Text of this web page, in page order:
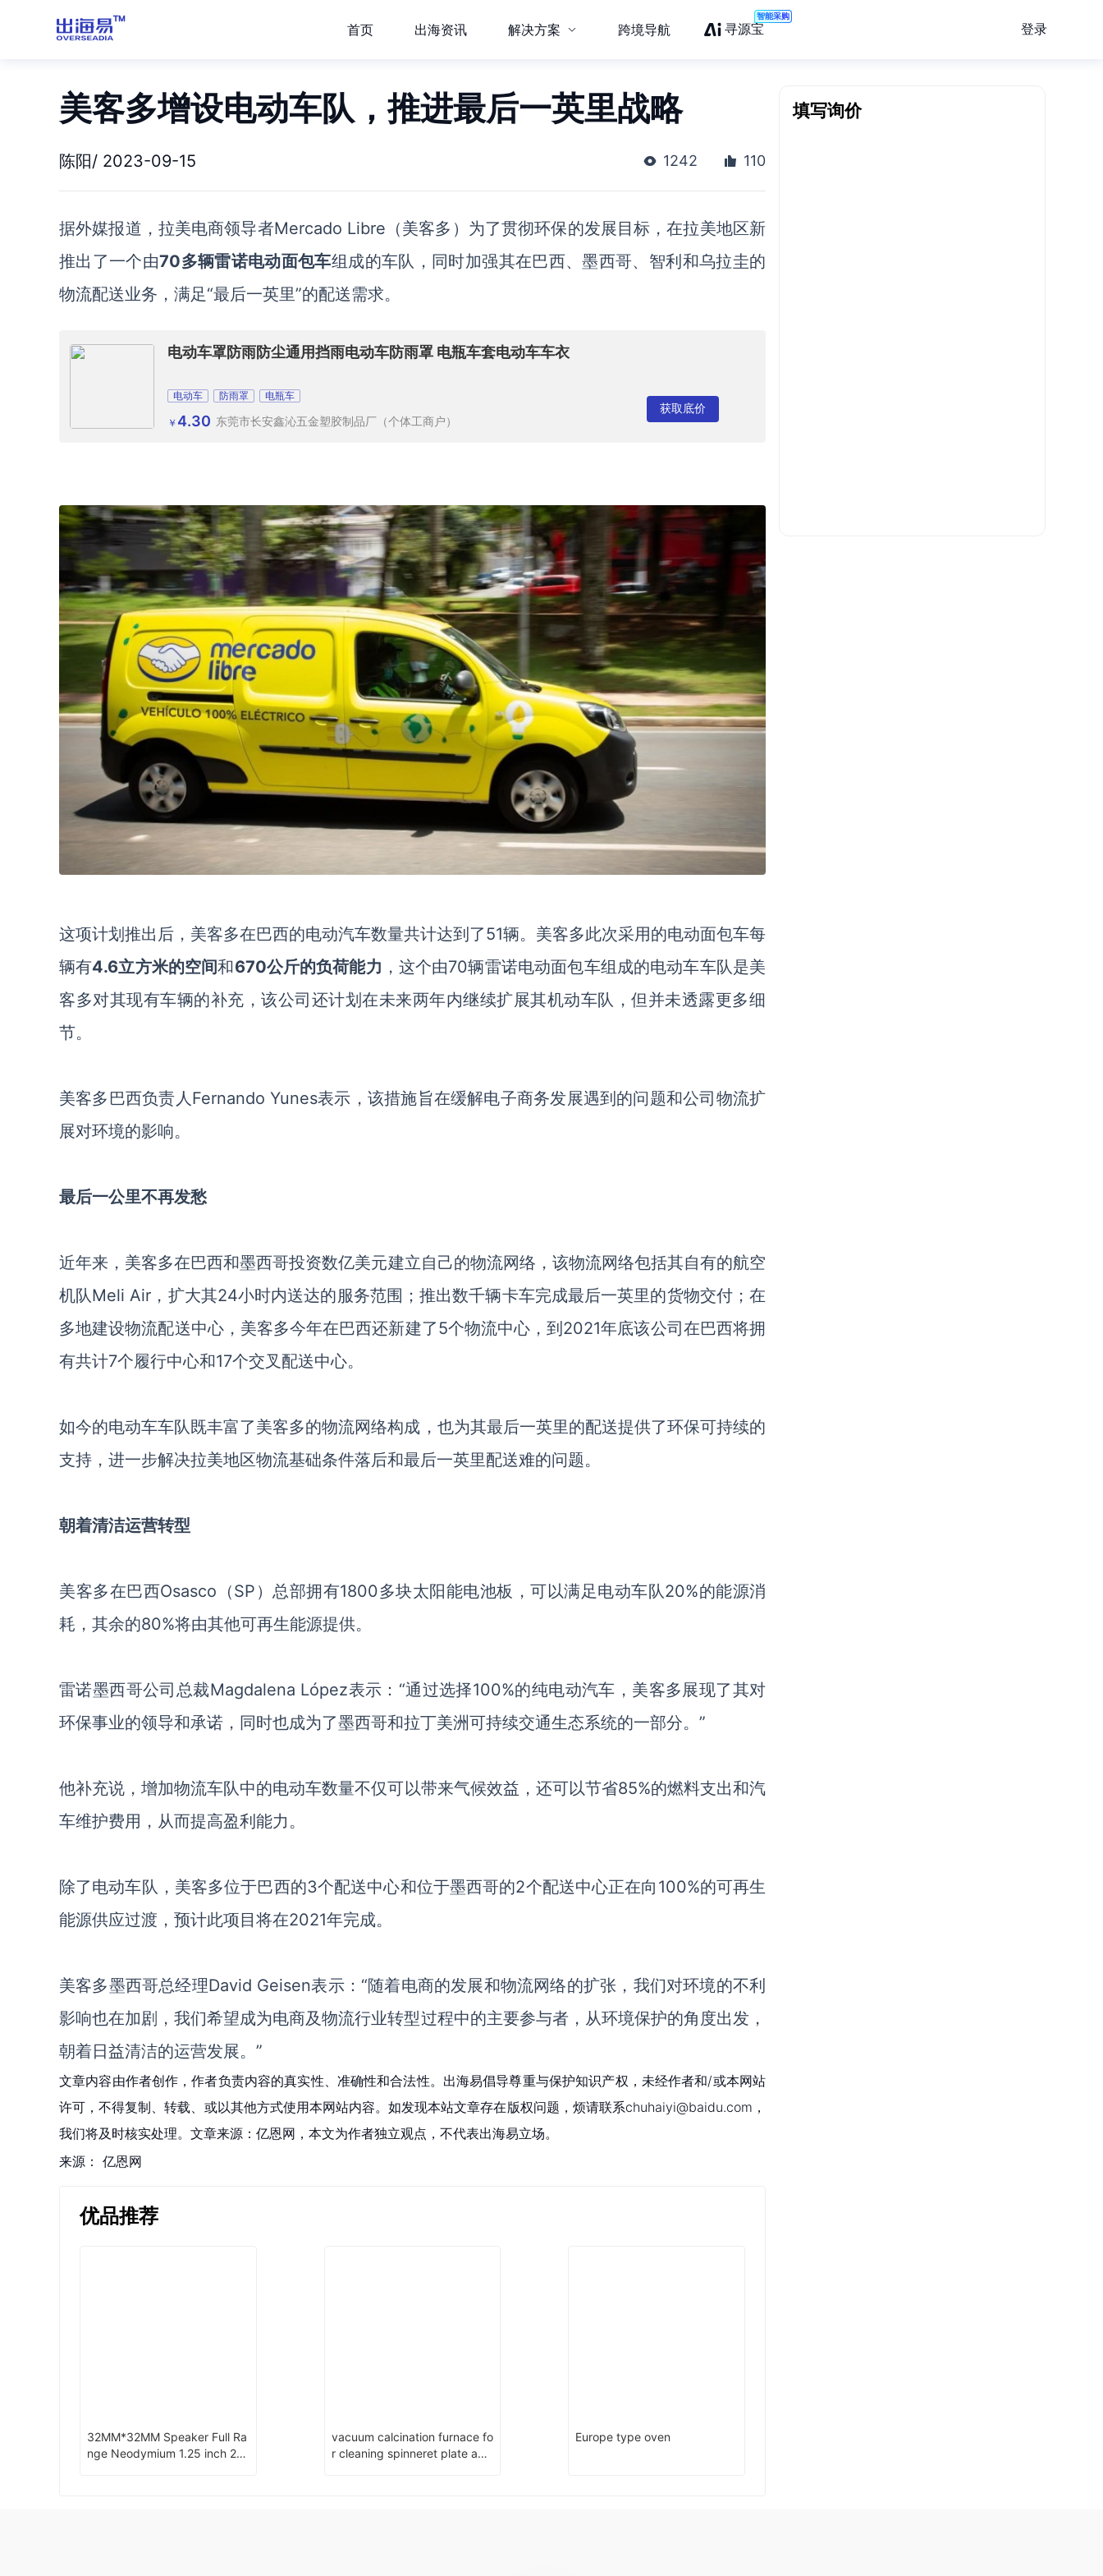
首页 出海资讯 解决方案 跨境导航 寻源宝
智能采购
登录
美客多增设电动车队，推进最后一英里战略
陈阳/ 2023-09-15 1242 110
据外媒报道，拉美电商领导者Mercado Libre （美客多）为了贯彻环保的发展目标，在拉美地区新
推出了一个由70多辆雷诺电动面包车组成的车队，同时加强其在巴西、墨西哥、智利和乌拉圭的
物流配送业务，满足“最后一英里”的配送需求。
电动车罩防雨防尘通用挡雨电动车防雨罩 电瓶车套电动车车衣
电动车 防雨罩 电瓶车
￥ 4.30 东莞市长安鑫沁五金塑胶制品厂（个体工商户）
获取底价
这项计划推出后，美客多在巴西的电动汽车数量共计达到了51辆。美客多此次采用的电动面包车每
辆有4.6立方米的空间和670公斤的负荷能力 ，这个由70辆雷诺电动面包车组成的电动车车队是美
客多对其现有车辆的补充，该公司还计划在未来两年内继续扩展其机动车队，但并未透露更多细
节。
美客多巴西负责人Fernando Yunes表示，该措施旨在缓解电子商务发展遇到的问题和公司物流扩
展对环境的影响。
最后一公里不再发愁
近年来，美客多在巴西和墨西哥投资数亿美元建立自己的物流网络，该物流网络包括其自有的航空
机队Meli Air ，扩大其24小时内送达的服务范围；推出数千辆卡车完成最后一英里的货物交付； 在
多地建设物流配送中心，美客多今年在巴西还新建了5个物流中心，到2021年底该公司在巴西将拥
有共计7个履行中心和17个交叉配送中心。
如今的电动车车队既丰富了美客多的物流网络构成，也为其最后一英里的配送提供了环保可持续的
支持，进一步解决拉美地区物流基础条件落后和最后一英里配送难的问题。
朝着清洁运营转型
美客多在巴西Osasco （SP ） 总部拥有1800多块太阳能电池板，可以满足电动车队20%的能源消
耗，其余的80%将由其他可再生能源提供。
雷诺墨西哥公司总裁Magdalena López表示： “通过选择100%的纯电动汽车，美客多展现了其对
环保事业的领导和承诺，同时也成为了墨西哥和拉丁美洲可持续交通生态系统的一部分。”
他补充说，增加物流车队中的电动车数量不仅可以带来气候效益，还可以节省85%的燃料支出和汽
车维护费用，从而提高盈利能力。
除了电动车队，美客多位于巴西的3个配送中心和位于墨西哥的2个配送中心正在向100%的可再生
能源供应过渡，预计此项目将在2021年完成。
美客多墨西哥总经理David Geisen表示： “随着电商的发展和物流网络的扩张，我们对环境的不利
影响也在加剧，我们希望成为电商及物流行业转型过程中的主要参与者，从环境保护的角度出发，
朝着日益清洁的运营发展。”
文章内容由作者创作，作者负责内容的真实性、准确性和合法性。出海易倡导尊重与保护知识产权，未经作者和/或本网站
许可，不得复制、转载、或以其他方式使用本网站内容。如发现本站文章存在版权问题，烦请联系chuhaiyi@baidu.com，
我们将及时核实处理。文章来源：亿恩网，本文为作者独立观点，不代表出海易立场。
来源： 亿恩网
优品推荐
32MM*32MM Speaker Full Ra
nge Neodymium 1.25 inch 2W
vacuum calcination furnace fo
r cleaning spinneret plate and
Europe type oven
填写询价